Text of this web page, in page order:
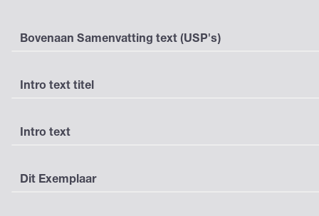
Bovenaan Samenvatting text (USP's)
Intro text titel
Intro text
Dit Exemplaar